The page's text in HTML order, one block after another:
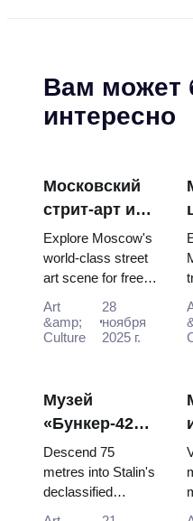
Вам может
интересно
Московский
стрит-арт и
граффити:
Путеводитель
по городской
культуре с
Moscow Pass
Explore Moscow's
world-class street
art scene for free:
Artplay and guided
tours all included in
Art
&amp;
Culture
28
ноября
2025 г.
Музей
«Бункер-42»:
Подробное
руководство
для
владельцев
Descend 75
metres into Stalin's
declassified